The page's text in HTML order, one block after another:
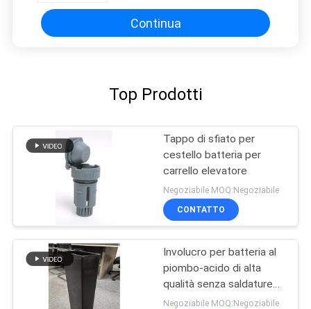
Continua
Top Prodotti
Tappo di sfiato per
cestello batteria per
carrello elevatore
Negoziabile MOQ:Negoziabile
CONTATTO
Involucro per batteria al
piombo-acido di alta
qualità senza saldature
con materiale PP vergine
Negoziabile MOQ:Negoziabile